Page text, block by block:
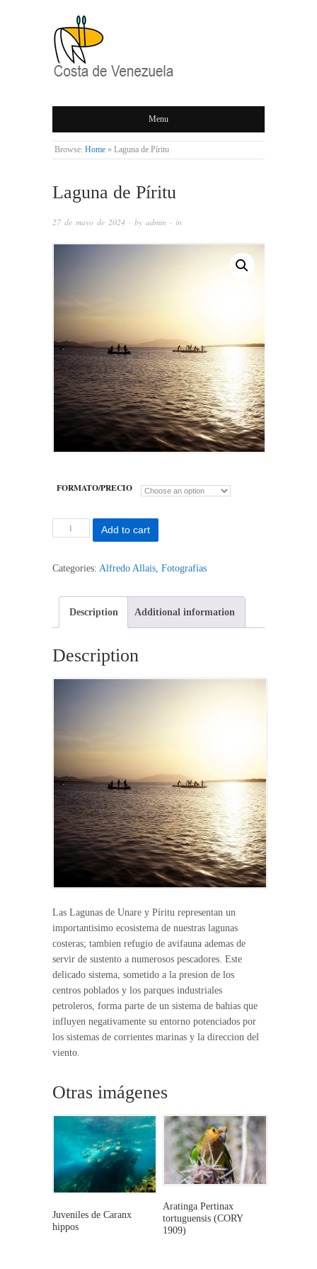
COSTA DE
VENEZUELA
Menu
Browse: Home » Laguna de Píritu
Laguna de Píritu
27 de mayo de 2024 · by admin · in
FORMATO/PRECIO
Laguna
de
quantity
Add to cart
Categories: Alfredo Allais, Fotografías
Description Additional information
Description
Las Lagunas de Unare y Píritu representan un
importantisimo ecosistema de nuestras lagunas
costeras; tambien refugio de avifauna ademas de
servir de sustento a numerosos pescadores. Este
delicado sistema, sometido a la presion de los
centros poblados y los parques industriales
petroleros, forma parte de un sistema de bahias que
influyen negativamente su entorno potenciados por
los sistemas de corrientes marinas y la direccion del
viento.
Otras imágenes
Juveniles de Caranx
hippos
Aratinga Pertinax
tortuguensis (CORY
1909)